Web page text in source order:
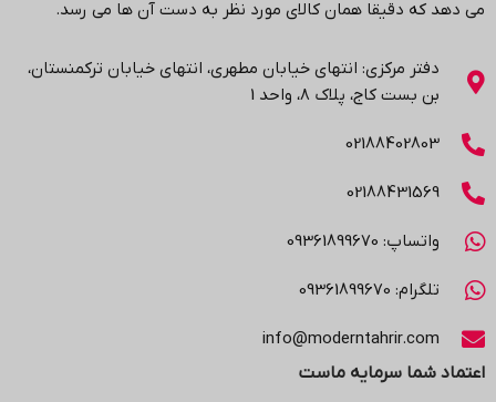
می دهد که دقیقا همان کالای مورد نظر به دست آن ها می رسد.
دفتر مرکزی: انتهاي خیابان مطهری، انتهاي خیابان ترکمنستان،
بن بست کاج، پلاک ۸، واحد 1
02188402803
02188431569
واتساپ: 09361899670
تلگرام: 09361899670
info@moderntahrir.com
اعتماد شما سرمایه ماست